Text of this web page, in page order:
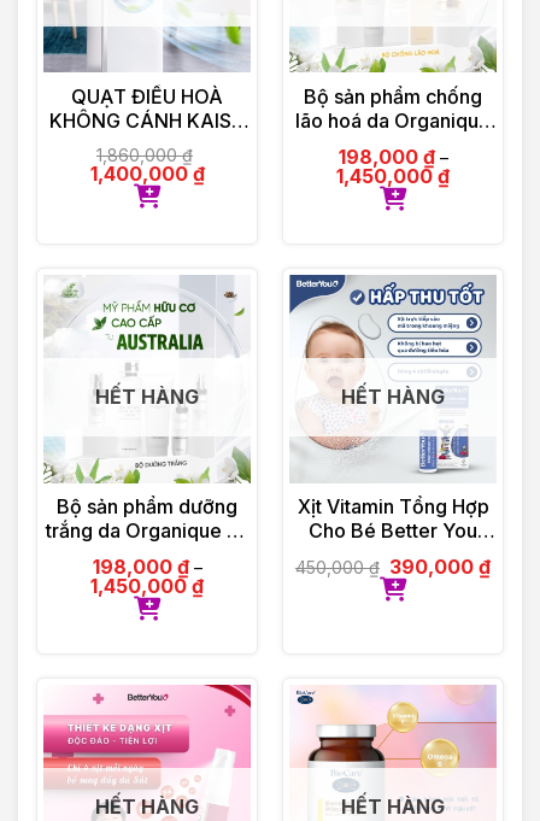
QUẠT ĐIỀU HOÀ
KHÔNG CÁNH KAISA
VILLA KV-QKC6622
1,860,000₫
1,400,000₫
Bộ sản phẩm chống
lão hoá da Organique
by Olinda Spring hữu
cơ cao cấp Úc
198,000 ₫–
1,450,000₫
HẾT HÀNG
Bộ sản phẩm dưỡng
trắng da Organique by
Olinda Spring hữu cơ
cao cấp Úc
198,000 ₫–
1,450,000₫
HẾT HÀNG
Xịt Vitamin Tổng Hợp
Cho Bé Better You
Multivitamin 25ml
450,000₫ 390,000₫
HẾT HÀNG HẾT HÀNG